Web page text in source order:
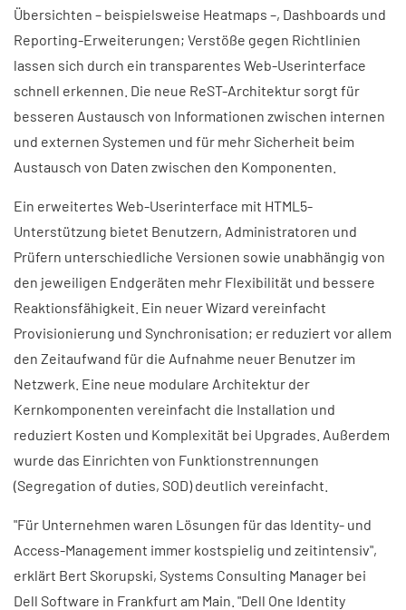
Übersichten – beispielsweise Heatmaps –, Dashboards und
Reporting-Erweiterungen; Verstöße gegen Richtlinien
lassen sich durch ein transparentes Web-Userinterface
schnell erkennen. Die neue ReST-Architektur sorgt für
besseren Austausch von Informationen zwischen internen
und externen Systemen und für mehr Sicherheit beim
Austausch von Daten zwischen den Komponenten.
Ein erweitertes Web-Userinterface mit HTML5-
Unterstützung bietet Benutzern, Administratoren und
Prüfern unterschiedliche Versionen sowie unabhängig von
den jeweiligen Endgeräten mehr Flexibilität und bessere
Reaktionsfähigkeit. Ein neuer Wizard vereinfacht
Provisionierung und Synchronisation; er reduziert vor allem
den Zeitaufwand für die Aufnahme neuer Benutzer im
Netzwerk. Eine neue modulare Architektur der
Kernkomponenten vereinfacht die Installation und
reduziert Kosten und Komplexität bei Upgrades. Außerdem
wurde das Einrichten von Funktionstrennungen
(Segregation of duties, SOD) deutlich vereinfacht.
"Für Unternehmen waren Lösungen für das Identity- und
Access-Management immer kostspielig und zeitintensiv",
erklärt Bert Skorupski, Systems Consulting Manager bei
Dell Software in Frankfurt am Main. "Dell One Identity